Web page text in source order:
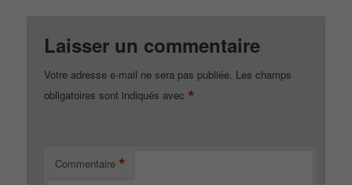
Laisser un commentaire
Votre adresse e-mail ne sera pas publiée. Les champs
obligatoires sont indiqués avec *
Commentaire *